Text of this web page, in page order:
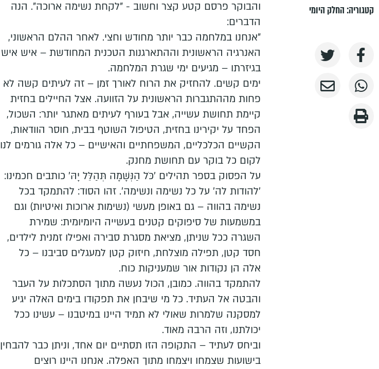
קטגוריה:החלק היומי
והבוקר פרסם קטע קצר וחשוב - "לקחת נשימה ארוכה". הנה
הדברים:
"אנחנו במלחמה כבר יותר מחודש וחצי. לאחר ההלם הראשוני,
האנרגיה הראשונית וההתארגנות הטכנית המחודשת – איש איש
בגיזרתו – מגיעים ימי שגרת המלחמה.
ימים קשים. להחזיק את הרוח לאורך זמן – זה לעיתים קשה לא
פחות מההתגברות הראשונית על הזוועה. אצל החיילים בחזית
קיימת תחושת עשייה, אבל בעורף לעיתים מאתגר יותר: השכול,
הפחד על יקירינו בחזית, הטיפול השוטף בבית, חוסר הוודאות,
הקשיים הכלכליים, המשפחתיים והאישיים – כל אלה גורמים לנו
לקום כל בוקר עם תחושת מחנק.
על הפסוק בספר תהילים 'כֹּל הַנְּשָׁמָה תְּהַלֵּל יָהּ' כותבים חכמינו:
'להודות לה' על כל נשימה ונשימה'. זהו הסוד: להתמקד בכל
נשימה בהווה – גם באופן מעשי (נשימות ארוכות ואיטיות) וגם
במשמעות של סיפוקים קטנים בעשייה היומיומית: שמירת
השגרה ככל שניתן, מציאת מסגרת סבירה ואפילו זמנית לילדים,
חסד קטן, תפילה מוצלחת, חיזוק קטן למעגלים סביבנו – כל
אלה הן נקודות אור שמעניקות כוח.
להתמקד בהווה. כמובן, הכול נעשה מתוך הסתכלות על העבר
והבטה אל העתיד. כל מי שיבחן את תפקודו בימים האלה יגיע
למסקנה שלמרות שאולי לא תמיד היינו במיטבנו – עשינו ככל
יכולתנו, וזה הרבה מאוד.
וביחס לעתיד – התקופה הזו תסתיים יום אחד, וניתן כבר להבחין
בישועות שצמחו ויצמחו מתוך האפלה. אנחנו היינו רוצים